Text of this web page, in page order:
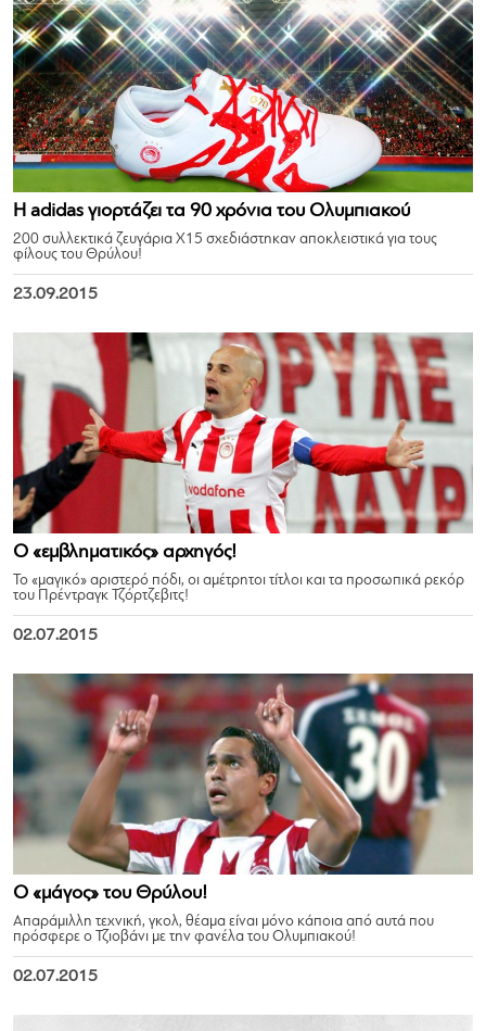
Η adidas γιορτάζει τα 90 χρόνια του Ολυμπιακού
200 συλλεκτικά ζευγάρια X15 σχεδιάστηκαν αποκλειστικά για τους
φίλους του Θρύλου!
23.09.2015
Ο «εμβληματικός» αρχηγός!
Το «μαγικό» αριστερό πόδι, οι αμέτρητοι τίτλοι και τα προσωπικά ρεκόρ
του Πρέντραγκ Τζόρτζεβιτς!
02.07.2015
Ο «μάγος» του Θρύλου!
Απαράμιλλη τεχνική, γκολ, θέαμα είναι μόνο κάποια από αυτά που
πρόσφερε ο Τζιοβάνι με την φανέλα του Ολυμπιακού!
02.07.2015